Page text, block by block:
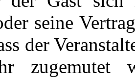
seine
der
zugemutet